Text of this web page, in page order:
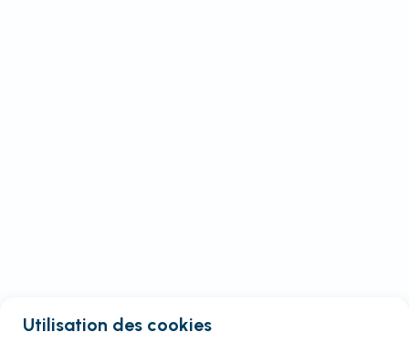
Utilisation des cookies